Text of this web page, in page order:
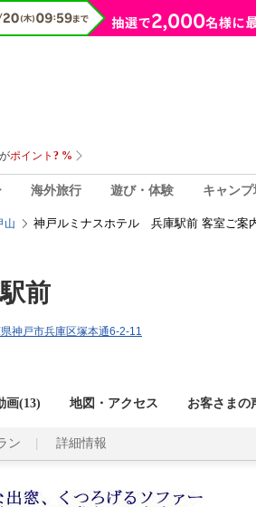
海外旅行 遊び・体験 キャンプ
山 神戸ルミナスホテル 兵庫駅前 客室ご案
前
神戸市兵庫区塚本通6-2-11
画(13) 地図・アクセス お客さまの
ン 詳細情報